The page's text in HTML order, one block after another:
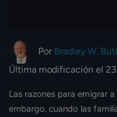
Por Bradley W.
Última modificación el
Las razones para emigrar
embargo, cuando las